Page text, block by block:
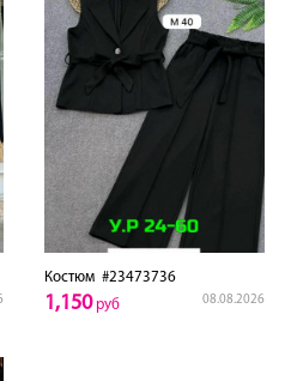
Костюм#23473736
08.08.2026
1,150руб